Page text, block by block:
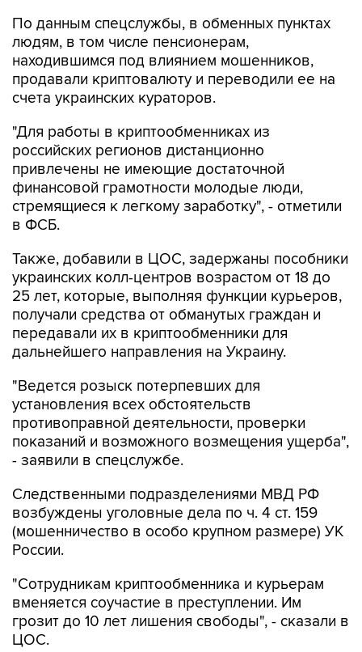
По данным спецслужбы, в обменных пунктах
людям, в том числе пенсионерам,
находившимся под влиянием мошенников,
продавали криптовалюту и переводили ее на
счета украинских кураторов.
"Для работы в криптообменниках из
российских регионов дистанционно
привлечены не имеющие достаточной
финансовой грамотности молодые люди,
стремящиеся к легкому заработку", - отметили
в ФСБ.
Также, добавили в ЦОС, задержаны пособники
украинских колл-центров возрастом от 18 до
25 лет, которые, выполняя функции курьеров,
получали средства от обманутых граждан и
передавали их в криптообменники для
дальнейшего направления на Украину.
"Ведется розыск потерпевших для
установления всех обстоятельств
противоправной деятельности, проверки
показаний и возможного возмещения ущерба",
- заявили в спецслужбе.
Следственными подразделениями МВД РФ
возбуждены уголовные дела по ч. 4 ст. 159
(мошенничество в особо крупном размере) УК
России.
"Сотрудникам криптообменника и курьерам
вменяется соучастие в преступлении. Им
грозит до 10 лет лишения свободы", - сказали в
ЦОС.